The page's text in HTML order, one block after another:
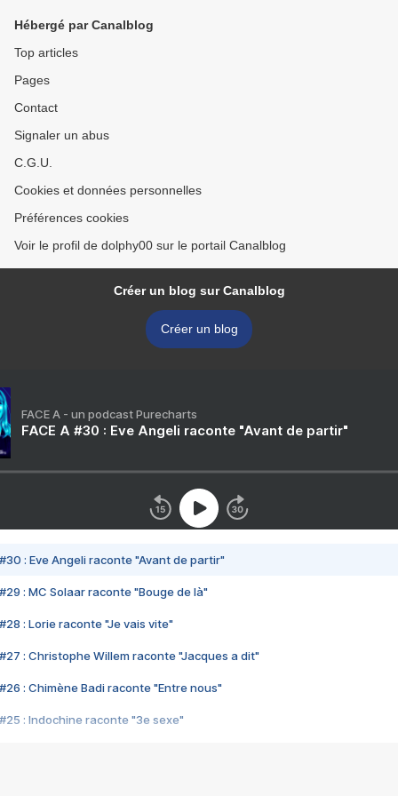
Hébergé par Canalblog
Top articles
Pages
Contact
Signaler un abus
C.G.U.
Cookies et données personnelles
Préférences cookies
Voir le profil de dolphy00 sur le portail Canalblog
Créer un blog sur Canalblog
Créer un blog
FACE A - un podcast Purecharts
FACE A #30 : Eve Angeli raconte "Avant de partir"
#30 : Eve Angeli raconte "Avant de partir"
#29 : MC Solaar raconte "Bouge de là"
#28 : Lorie raconte "Je vais vite"
#27 : Christophe Willem raconte "Jacques a dit"
#26 : Chimène Badi raconte "Entre nous"
#25 : Indochine raconte "3e sexe"